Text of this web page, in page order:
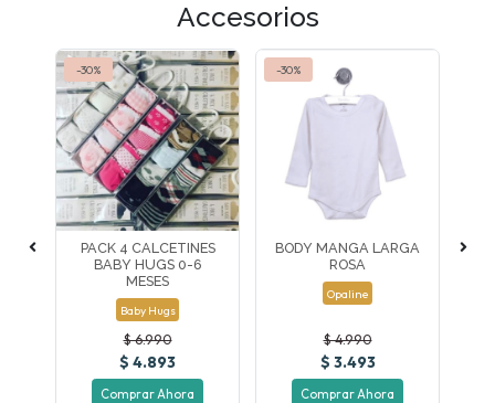
Accesorios
-30%
PACK 4 CALCETINES
BABY HUGS 0-6
MESES
Baby Hugs
$ 6.990
$ 4.893
Comprar Ahora
-30%
BODY MANGA LARGA
ROSA
Opaline
$ 4.990
$ 3.493
Comprar Ahora